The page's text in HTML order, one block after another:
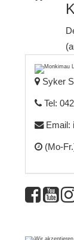
Syker
Tel:
Email:
(Mo-